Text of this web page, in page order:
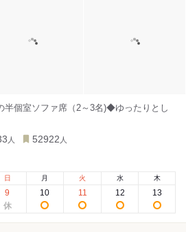
半個室ソファ席（2～3名)◆ゆったりとし
人 52922 人
日
9
月
10
火
11
水
12
木
13